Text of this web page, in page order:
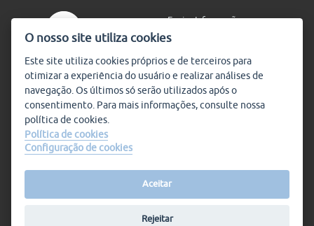
Subscrever
Enviar Informação
Aviso Legal
Mapa do site
SIGA-NOS
Condições de Utilização
O nosso site utiliza cookies
Este site utilizacookies próprios e de terceiros para
otimizar a experiência do usuário e realizar análises de
navegação. Os últimos só serão utilizados após o
consentimento. Para mais informações, consulte nossa
política decookies
Política de cookies
Configuração de cookies
Aceitar
Rejeitar